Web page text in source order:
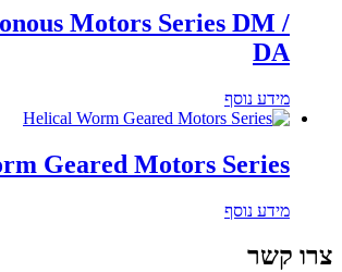
Motors Series DM /
DA
מידע נוסף
Geared Motors Series
מידע נוסף
צרו קשר